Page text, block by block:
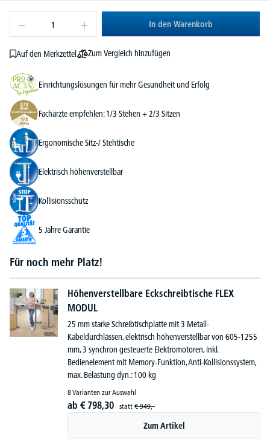
In den Warenkorb
Auf den Merkzettel Zum Vergleich hinzufügen
Einrichtungslösungen für mehr Gesundheit und Erfolg
Fachärzte empfehlen: 1/3 Stehen + 2/3 Sitzen
Ergonomische Sitz-/ Stehtische
Elektrisch höhenverstellbar
Kollisionsschutz
5 Jahre Garantie
Für noch mehr Platz!
Höhenverstellbare Eckschreibtische FLEX
MODUL
25 mm starke Schreibtischplatte mit 3 Metall-
Kabeldurchlässen, elektrisch höhenverstellbar von 605-1255
mm, 3 synchron gesteuerte Elektromotoren, inkl.
Bedienelement mit Memory-Funktion, Anti-Kollisionssystem,
max. Belastung dyn.: 100 kg
8 Varianten zur Auswahl
ab € 798,30 statt € 949,-
Zum Artikel